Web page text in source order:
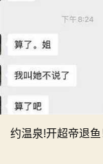
约温泉!开超帝退